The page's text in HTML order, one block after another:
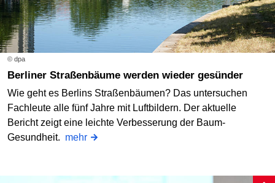
© dpa
Berliner Straßenbäume werden wieder gesünder
Wie geht es Berlins Straßenbäumen? Das untersuchen
Fachleute alle fünf Jahre mit Luftbildern. Der aktuelle
Bericht zeigt eine leichte Verbesserung der Baum-
Gesundheit. mehr